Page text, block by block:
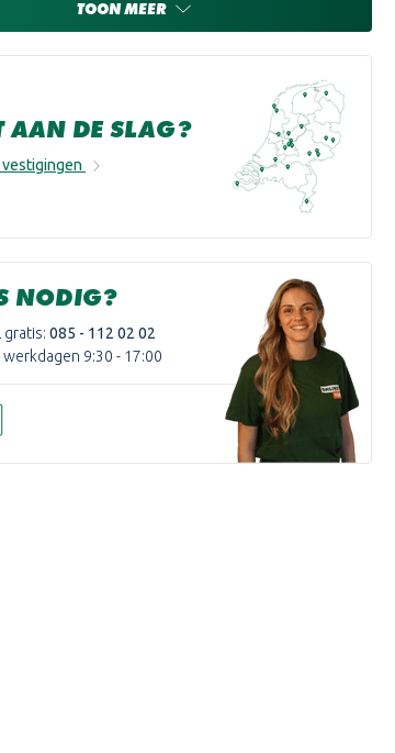
TOON MEER
AAN DE SLAG?
NODIG?
gratis: 085 - 112 02 02
werkdagen 9:30 - 17:00